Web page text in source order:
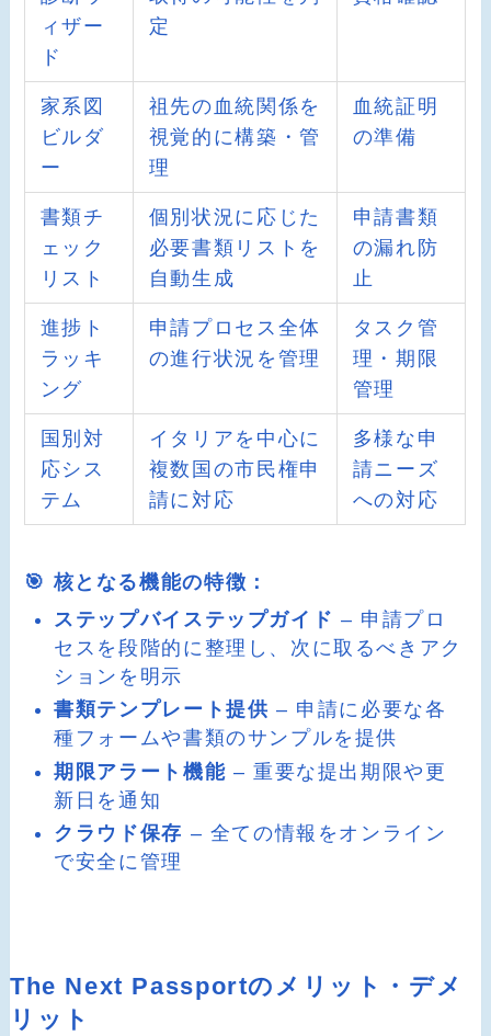
ィザー
ド
定
家系図
ビルダ
ー
祖先の血統関係を
視覚的に構築・管
理
血統証明
の準備
書類チ
ェック
リスト
個別状況に応じた
必要書類リストを
自動生成
申請書類
の漏れ防
止
進捗ト
ラッキ
ング
申請プロセス全体
の進行状況を管理
タスク管
理・期限
管理
国別対
応シス
テム
イタリアを中心に
複数国の市民権申
請に対応
多様な申
請ニーズ
への対応
🎯 核となる機能の特徴：
ステップバイステップガイド – 申請プロ
セスを段階的に整理し、次に取るべきアク
ションを明示
書類テンプレート提供 – 申請に必要な各
種フォームや書類のサンプルを提供
期限アラート機能 – 重要な提出期限や更
新日を通知
クラウド保存 – 全ての情報をオンライン
で安全に管理
The Next Passportのメリット・デメ
リット